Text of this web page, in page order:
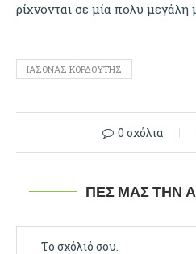
ρίχνονται σε μία πολυ μεγάλη
ΙΆΣΟΝΑΣ ΚΟΡΔΟΎΤΗΣ
0 σχόλια
ΠΕΣ ΜΑΣ ΤΗΝ